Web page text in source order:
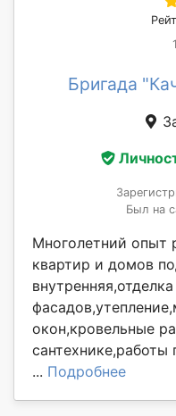
Бригада
Был на
Многолетний опыт
квартир и домов
внутренняя,отделка
окон,кровельные
... Подробнее